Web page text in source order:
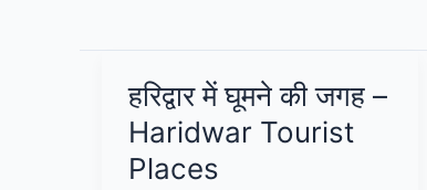
हरिद्वार में घूमने की जगह –
Haridwar Tourist
Places